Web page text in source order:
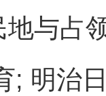
与占
; 明治